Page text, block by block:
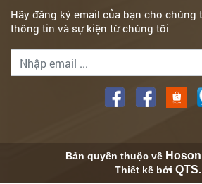
Hãy đăng ký email của bạn cho chúng
thông tin và sự kiện từ chúng tôi
Bản quyền thuộc về Hoson
Thiết kế bởi QTS.